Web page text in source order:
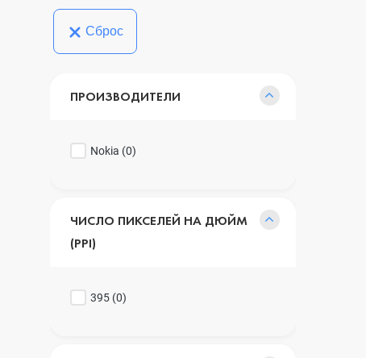
Сброс
ПРОИЗВОДИТЕЛИ
Nokia (0)
ЧИСЛО ПИКСЕЛЕЙ НА ДЮЙМ
(PPI)
395 (0)